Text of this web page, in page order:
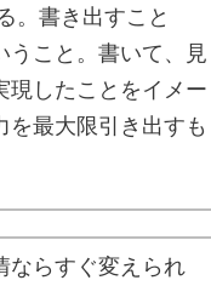
。書き出すこと
こと。 書いて、見
現したことをイメー
最大限引き出すも
ならすぐ変えられ